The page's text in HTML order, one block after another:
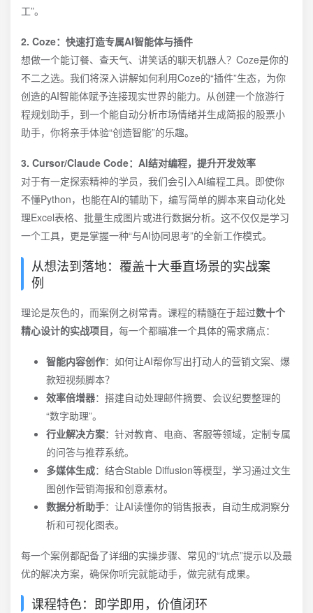
工”。
2. Coze：快速打造专属AI智能体与插件
想做一个能订餐、查天气、讲笑话的聊天机器人？Coze是你的
不二之选。我们将深入讲解如何利用Coze的“插件”生态，为你
创造的AI智能体赋予连接现实世界的能力。从创建一个旅游行
程规划助手，到一个能自动分析市场情绪并生成简报的股票小
助手，你将亲手体验“创造智能”的乐趣。
3. Cursor/Claude Code：AI结对编程，提升开发效率
对于有一定探索精神的学员，我们会引入AI编程工具。即使你
不懂Python，也能在AI的辅助下，编写简单的脚本来自动化处
理Excel表格、批量生成图片或进行数据分析。这不仅仅是学习
一个工具，更是掌握一种“与AI协同思考”的全新工作模式。
从想法到落地：覆盖十大垂直场景的实战案
例
理论是灰色的，而案例之树常青。课程的精髓在于超过数十个
精心设计的实战项目，每一个都瞄准一个具体的需求痛点：
智能内容创作：如何让AI帮你写出打动人的营销文案、爆
款短视频脚本？
效率倍增器：搭建自动处理邮件摘要、会议纪要整理的
“数字助理”。
行业解决方案：针对教育、电商、客服等领域，定制专属
的问答与推荐系统。
多媒体生成：结合Stable Diffusion等模型，学习通过文生
图创作营销海报和创意素材。
数据分析助手：让AI读懂你的销售报表，自动生成洞察分
析和可视化图表。
每一个案例都配备了详细的实操步骤、常见的“坑点”提示以及最
优的解决方案，确保你听完就能动手，做完就有成果。
课程特色：即学即用，价值闭环